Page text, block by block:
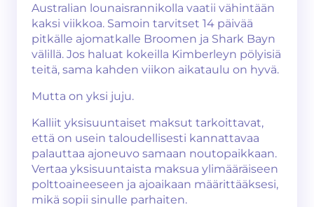
Australian lounaisrannikolla vaatii vähintään
kaksi viikkoa. Samoin tarvitset 14 päivää
pitkälle ajomatkalle Broomen ja Shark Bayn
välillä. Jos haluat kokeilla Kimberleyn pölyisiä
teitä, sama kahden viikon aikataulu on hyvä.
Mutta on yksi juju.
Kalliit yksisuuntaiset maksut tarkoittavat,
että on usein taloudellisesti kannattavaa
palauttaa ajoneuvo samaan noutopaikkaan.
Vertaa yksisuuntaista maksua ylimääräiseen
polttoaineeseen ja ajoaikaan määrittääksesi,
mikä sopii sinulle parhaiten.